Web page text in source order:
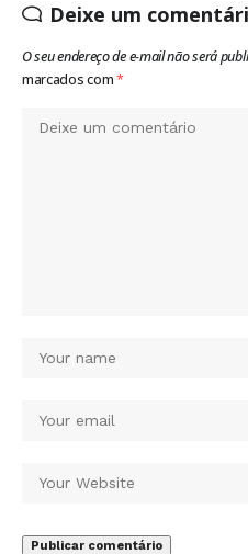
Deixe um
O seu endereço de e-mail não será
marcados com*